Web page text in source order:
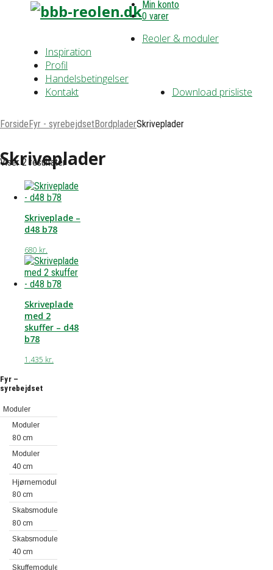
Min konto
0 varer
Reoler & moduler
Inspiration
Profil
Handelsbetingelser
Download prisliste
Kontakt
ForsideFyr - syrebejdsetBordpladerSkriveplader
Skriveplader
Viser 2 resultater
Skriveplade –
d48 b78
680 kr.
Skriveplade
med 2
skuffer – d48
b78
1.435 kr.
Fyr –
syrebejdset
Moduler
Moduler
80 cm
Moduler
40 cm
Hjørnemoduler
80 cm
Skabsmoduler
80 cm
Skabsmoduler
40 cm
Skuffemoduler